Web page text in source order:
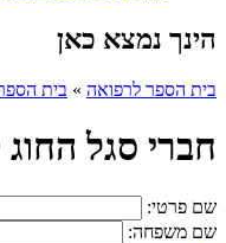
הינך נמצא כאן
בית הספר לרפואה » בית
חברי סגל החוג
שם פרטי:
שם משפחה: